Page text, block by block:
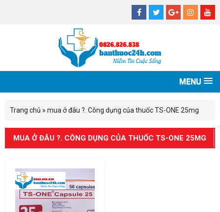
MENU
Trang chủ » mua ở đâu ?. Công dụng của thuốc TS-ONE 25mg
MUA Ở ĐÂU ?. CÔNG DỤNG CỦA THUỐC TS-ONE 25MG